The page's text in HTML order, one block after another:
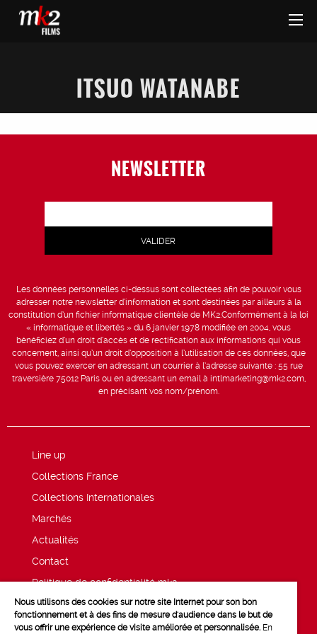
ITSUO WATANABE
NEWSLETTER
Les données personnelles ci-dessus sont collectées afin de pouvoir vous
adresser notre newsletter d’information et sont destinées par ailleurs à la
constitution d’un fichier informatique clientèle de MK2.Conformément à la loi
« informatique et libertés » du 6 janvier 1978 modifiée en 2004, vous
bénéficiez d’un droit d’accès et de rectification aux informations qui vous
concernent, ainsi qu’un droit d’opposition à l’utilisation de ces données, que
vous pouvez exercer en adressant un courrier à l’adresse suivante : 55 rue
traversière 75012 Paris ou en adressant un email à intlmarketing@mk2.com,
en précisant vos nom/prénom.
Line up
Collections France
Collections Internationales
Marchés
Actualités
Contact
Politique de confidentialité mk2
Mentions légales
Nous utilisons des cookies sur notre site Internet pour son bon
fonctionnement et à des fins de mesure d'audience dans le but de
vous offrir une expérience de visite améliorée et personnalisée. En